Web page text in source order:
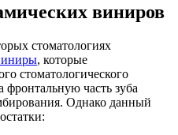
виниров
стоматологиях
, которые
стоматологического
часть зуба
Однако данный